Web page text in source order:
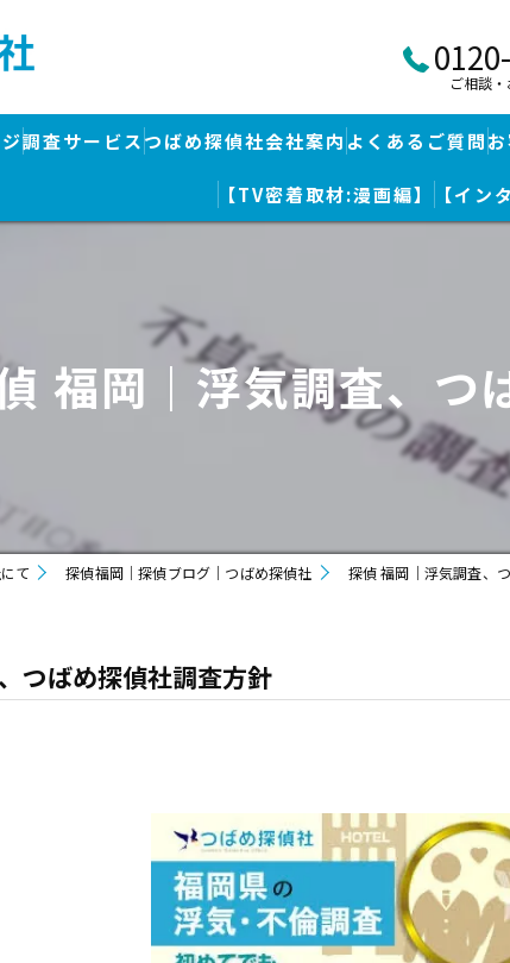
ご相談
調査サービス
浮気調査
行方調査・人探し
ストーカー対策
つばめ探偵社会社案内
つばめ探偵社｜福岡市博多区福岡空港前本部
つばめ探偵社 赤坂大手門事務所
久留米つばめ探偵社｜西鉄久留米駅より徒
よくあるご質問
【TV密着取材:漫画編】 【イン
福岡｜浮気調査、つ
て 探偵福岡｜探偵ブログ｜つばめ探偵社 探偵 福岡｜浮気調査、
つばめ探偵社調査方針